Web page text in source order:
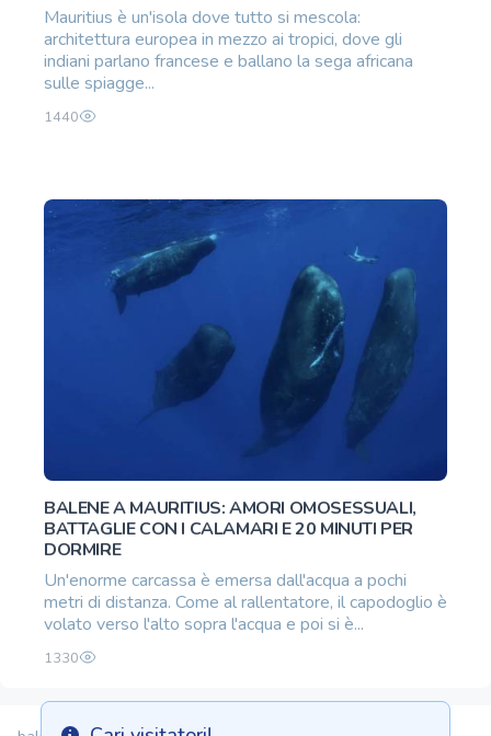
Mauritius è un'isola dove tutto si mescola:
architettura europea in mezzo ai tropici, dove gli
indiani parlano francese e ballano la sega africana
sulle spiagge...
1440
BALENE A MAURITIUS: AMORI OMOSESSUALI,
BATTAGLIE CON I CALAMARI E 20 MINUTI PER
DORMIRE
Un'enorme carcassa è emersa dall'acqua a pochi
metri di distanza. Come al rallentatore, il capodoglio è
volato verso l'alto sopra l'acqua e poi si è...
1330